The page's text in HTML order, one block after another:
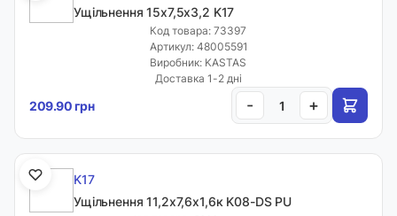
Ущільнення 15х7,5х3,2 K17
Код товара: 73397
Артикул: 48005591
Виробник: KASTAS
Доставка 1-2 дні
209.90 грн - +
K17
Ущільнення 11,2х7,6х1,6к K08-DS PU